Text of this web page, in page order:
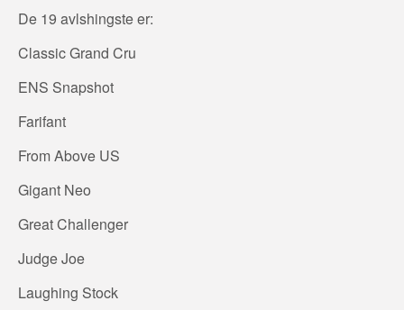
De 19 avlshingste er:
Classic Grand Cru
ENS Snapshot
Farifant
From Above US
Gigant Neo
Great Challenger
Judge Joe
Laughing Stock